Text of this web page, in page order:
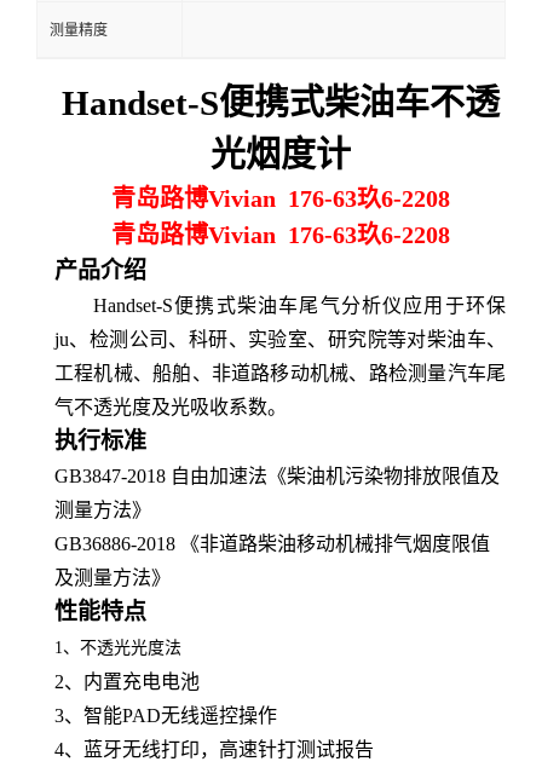
测量精度
Handset-S便携式柴油车不透
光烟度计
青岛路博Vivian 176-63玖6-2208
青岛路博Vivian 176-63玖6-2208
产品介绍
Handset-S便携式柴油车尾气分析仪应用于环保
ju、检测公司、科研、实验室、研究院等对柴油车、
工程机械、船舶、非道路移动机械、路检测量汽车尾
气不透光度及光吸收系数。
执行标准
GB3847-2018 自由加速法《柴油机污染物排放限值及
测量方法》
GB36886-2018 《非道路柴油移动机械排气烟度限值
及测量方法》
性能特点
1、 不透光光度法
2、 内置充电电池
3、 智能PAD无线遥控操作
4、
蓝牙无线打印，高速针打测试报告